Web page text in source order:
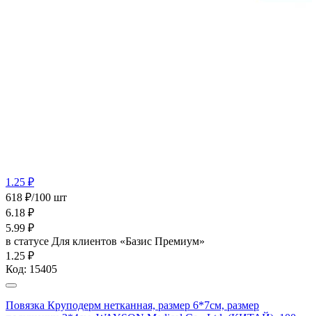
1.25 ₽
618 ₽/100 шт
6.18 ₽
5.99 ₽
в статусе Для клиентов «Базис Премиум»
1.25 ₽
Код: 15405
Повязка Круподерм нетканная, размер 6*7см, размер